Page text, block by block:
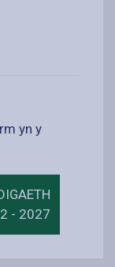
yn y
- 2027